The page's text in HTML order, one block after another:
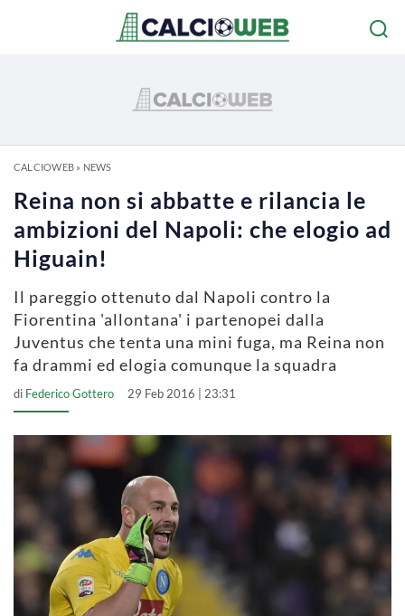
CALCIOWEB» NEWS
Reina non si abbatte e rilancia le
ambizioni del Napoli: che elogio ad
Higuain!
Il pareggio ottenuto dal Napoli contro la
Fiorentina 'allontana' i partenopei dalla
Juventus che tenta una mini fuga, ma Reina non
fa drammi ed elogia comunque la squadra
di Federico Gottero 29 Feb 2016 | 23:31